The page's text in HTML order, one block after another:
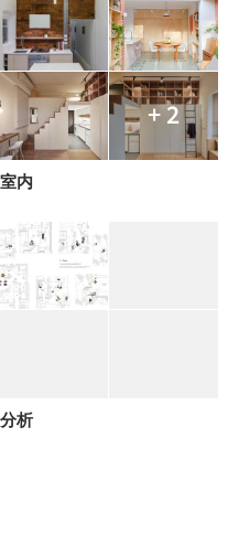
+ 2
室内
分析